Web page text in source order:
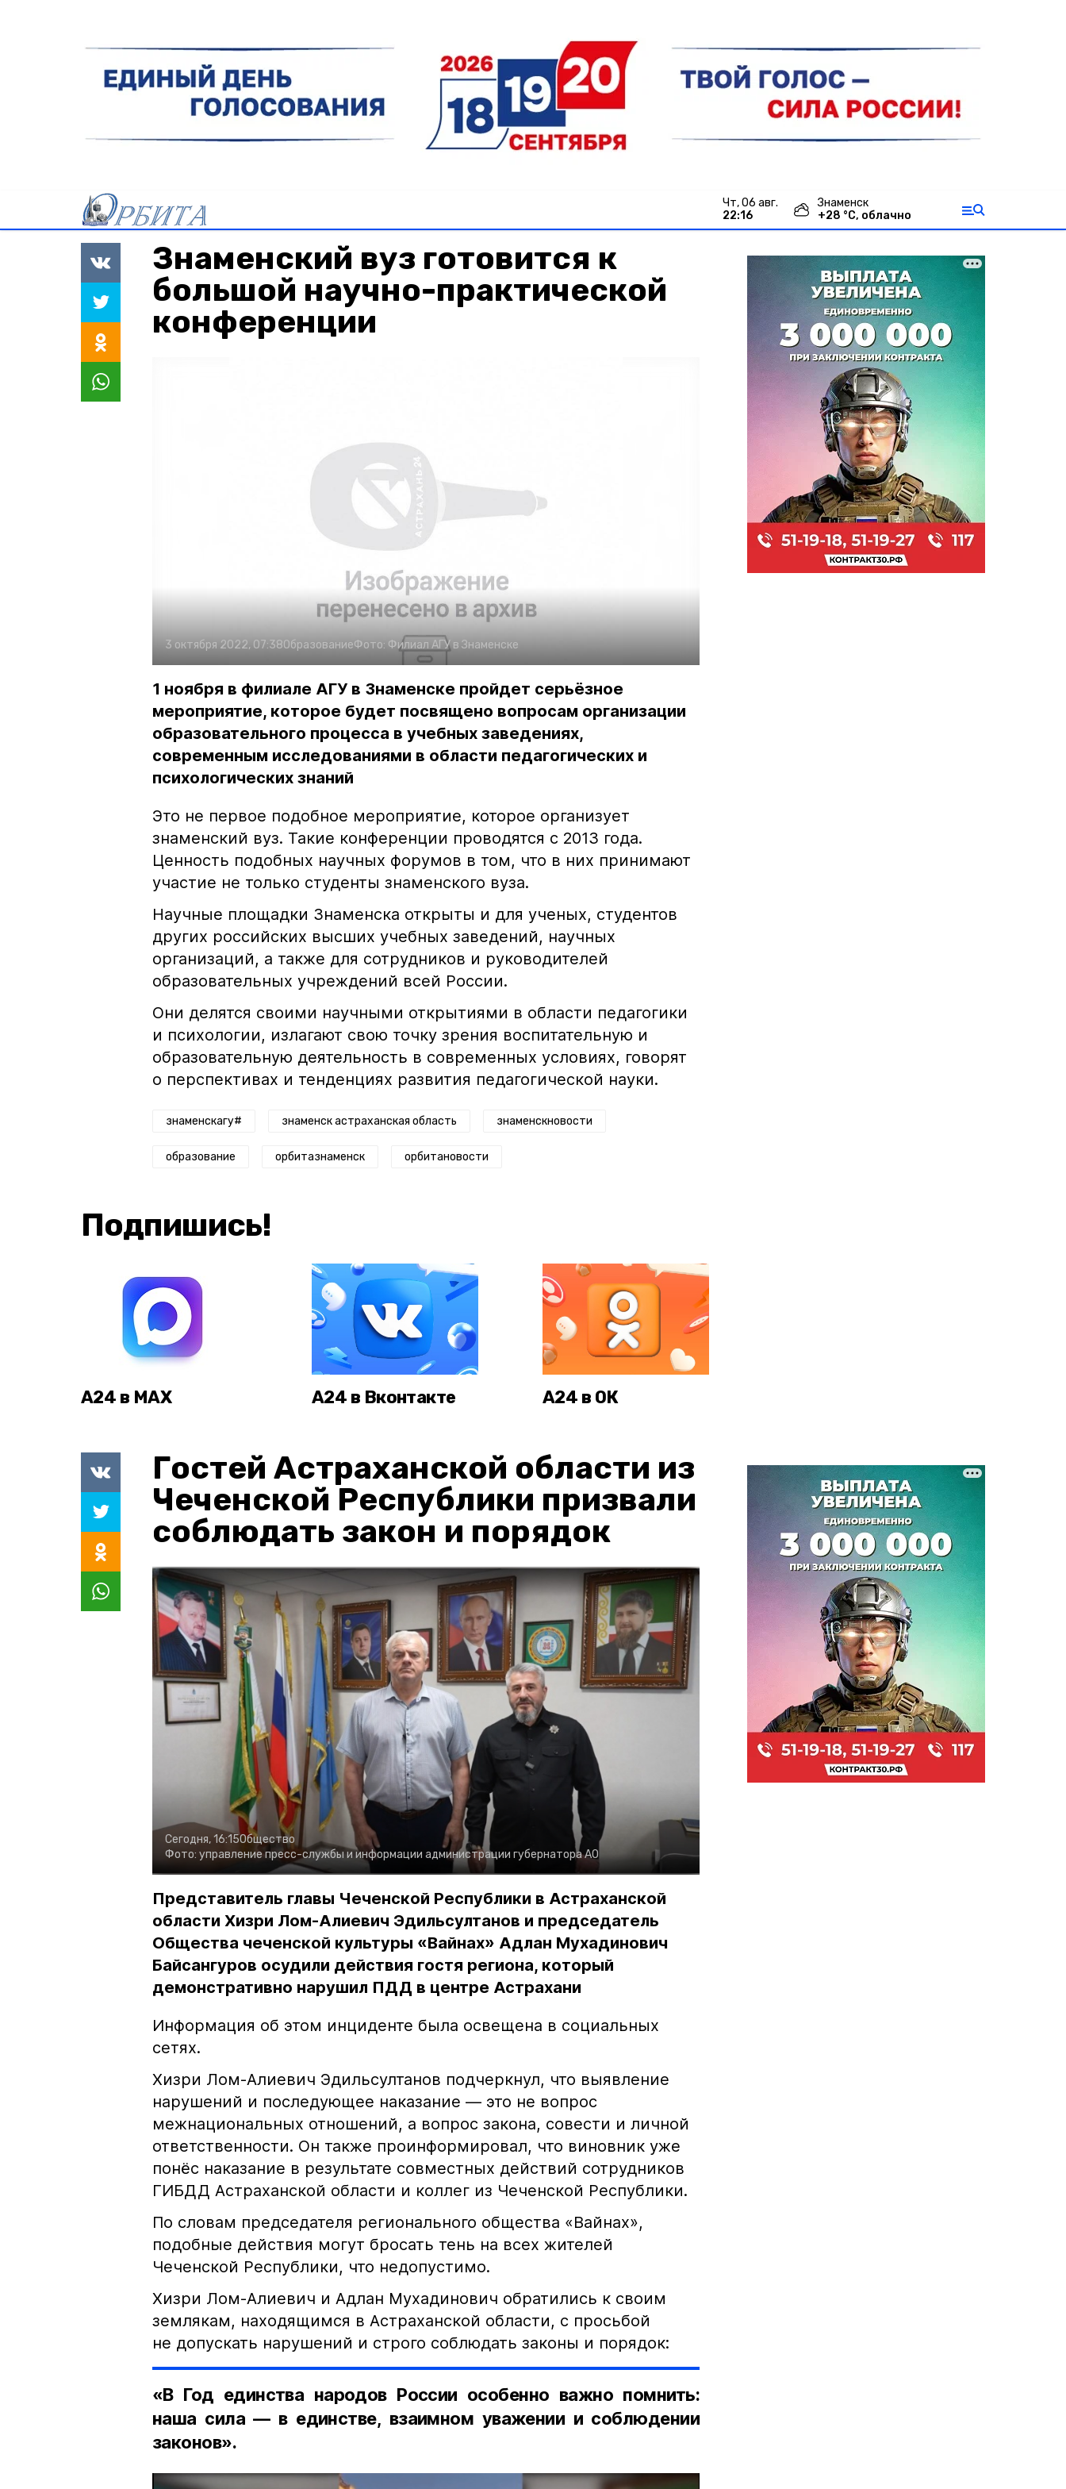
чт, 06 авг.
22:16
Знаменск
+28 °С, облачно
Знаменский вуз готовится к
большой научно-практической
конференции
3 октября 2022, 07:38ОбразованиеФото: Филиал АГУ в Знаменске
1 ноября в филиале АГУ в Знаменске пройдет серьёзное
мероприятие, которое будет посвящено вопросам организации
образовательного процесса в учебных заведениях,
современным исследованиями в области педагогических и
психологических знаний
Это не первое подобное мероприятие, которое организует
знаменский вуз. Такие конференции проводятся с 2013 года.
Ценность подобных научных форумов в том, что в них принимают
участие не только студенты знаменского вуза.
Научные площадки Знаменска открыты и для ученых, студентов
других российских высших учебных заведений, научных
организаций, а также для сотрудников и руководителей
образовательных учреждений всей России.
Они делятся своими научными открытиями в области педагогики
и психологии, излагают свою точку зрения воспитательную и
образовательную деятельность в современных условиях, говорят
о перспективах и тенденциях развития педагогической науки.
знаменскагу# знаменск астраханская область знаменскновости
образование орбитазнаменск орбитановости
Подпишись!
А24 в MAX А24 в Вконтакте А24 в ОК
Гостей Астраханской области из
Чеченской Республики призвали
соблюдать закон и порядок
Сегодня, 16:15Общество
Фото: управление пресс-службы и информации администрации губернатора АО
Представитель главы Чеченской Республики в Астраханской
области Хизри Лом-Алиевич Эдильсултанов и председатель
Общества чеченской культуры «Вайнах» Адлан Мухадинович
Байсангуров осудили действия гостя региона, который
демонстративно нарушил ПДД в центре Астрахани
Информация об этом инциденте была освещена в социальных
сетях.
Хизри Лом-Алиевич Эдильсултанов подчеркнул, что выявление
нарушений и последующее наказание — это не вопрос
межнациональных отношений, а вопрос закона, совести и личной
ответственности. Он также проинформировал, что виновник уже
понёс наказание в результате совместных действий сотрудников
ГИБДД Астраханской области и коллег из Чеченской Республики.
По словам председателя регионального общества «Вайнах»,
подобные действия могут бросать тень на всех жителей
Чеченской Республики, что недопустимо.
Хизри Лом-Алиевич и Адлан Мухадинович обратились к своим
землякам, находящимся в Астраханской области, с просьбой
не допускать нарушений и строго соблюдать законы и порядок:
«В Год единства народов России особенно важно помнить:
наша сила — в единстве, взаимном уважении и соблюдении
законов».